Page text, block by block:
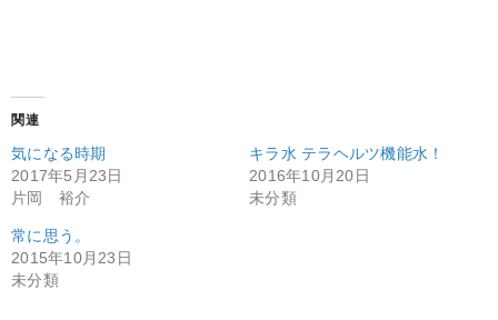
関連
気になる時期
2017年5月23日
片岡 裕介
キラ水 テラヘルツ機能水！
2016年10月20日
未分類
常に思う。
2015年10月23日
未分類